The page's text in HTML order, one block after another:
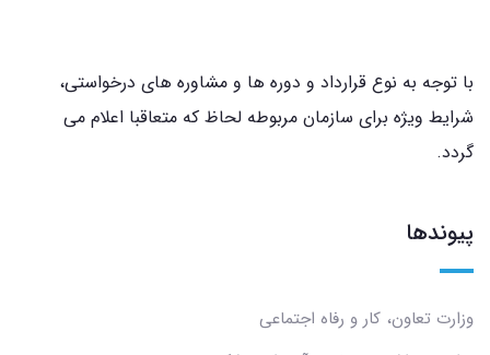
با توجه به نوع قرارداد و دوره ها و مشاوره های درخواستی،
شرایط ویژه برای سازمان مربوطه لحاظ که متعاقبا اعلام می
گردد.
پیوندها
وزارت تعاون، کار و رفاه اجتماعی